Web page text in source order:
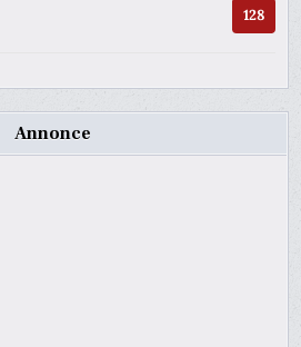
128
Annonce